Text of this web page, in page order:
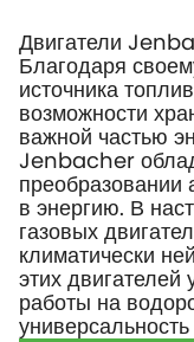
Двигатели
Благодаря
источника
возможности
важной частью
Jenbacher
преобразовании
в энергию. В
газовых
климатически
этих
работы на